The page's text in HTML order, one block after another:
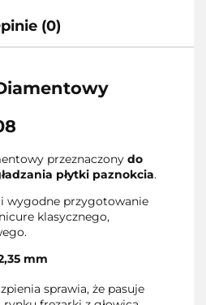
(0)
przeznaczony do
płytki paznokcia.
wygodne przygotowanie
klasycznego,
mm
sprawia, że pasuje